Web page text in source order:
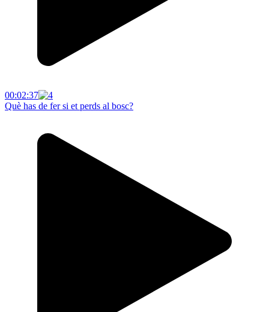
00:02:37
Què has de fer si et perds al bosc?